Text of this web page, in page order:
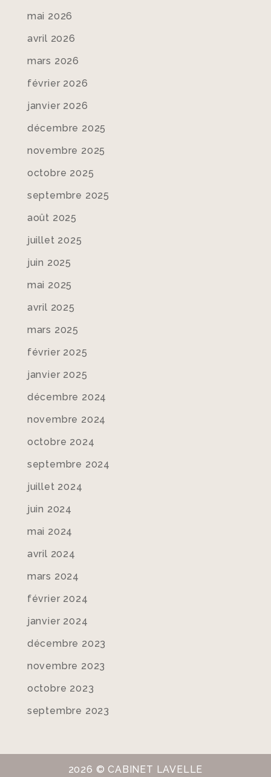
mai 2026
avril 2026
mars 2026
février 2026
janvier 2026
décembre 2025
novembre 2025
octobre 2025
septembre 2025
août 2025
juillet 2025
juin 2025
mai 2025
avril 2025
mars 2025
février 2025
janvier 2025
décembre 2024
novembre 2024
octobre 2024
septembre 2024
juillet 2024
juin 2024
mai 2024
avril 2024
mars 2024
février 2024
janvier 2024
décembre 2023
novembre 2023
octobre 2023
septembre 2023
2026 © CABINET LAVELLE